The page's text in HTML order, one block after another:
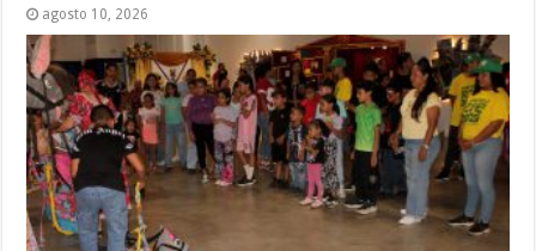
agosto 10, 2026